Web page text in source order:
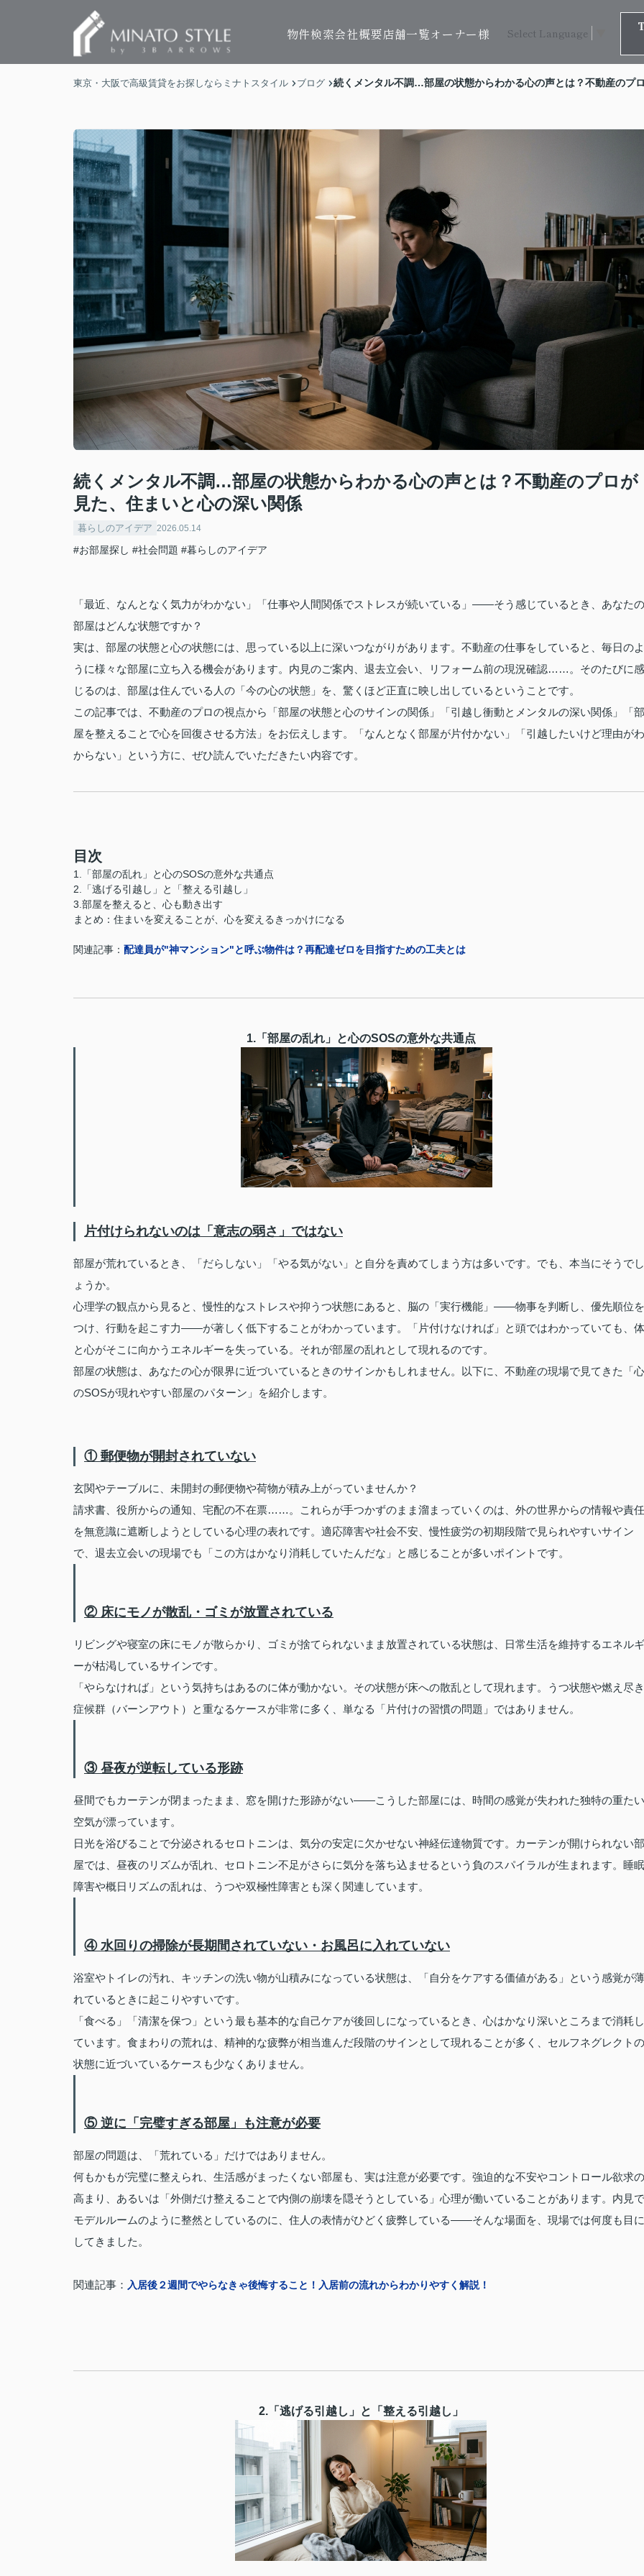
物件検索会社概要店舗一覧オーナー様 Select Language
東京・大阪で高級賃貸をお探しならミナトスタイル ブログ 続くメンタル不調…部屋の状態からわかる心の声とは？不動産のプ
続くメンタル不調…部屋の状態からわかる心の声とは？不動産のプロが
見た、住まいと心の深い関係
暮らしのアイデア 2026.05.14
#お部屋探し #社会問題 #暮らしのアイデア
「最近、なんとなく気力がわかない」「仕事や人間関係でストレスが続いている」——そう感じているとき、あなたの
部屋はどんな状態ですか？
実は、部屋の状態と心の状態には、思っている以上に深いつながりがあります。不動産の仕事をしていると、毎日のよ
うに様々な部屋に立ち入る機会があります。内見のご案内、退去立会い、リフォーム前の現況確認……。そのたびに感
じるのは、部屋は住んでいる人の「今の心の状態」を、驚くほど正直に映し出しているということです。
この記事では、不動産のプロの視点から「部屋の状態と心のサインの関係」「引越し衝動とメンタルの深い関係」「部
屋を整えることで心を回復させる方法」をお伝えします。「なんとなく部屋が片付かない」「引越したいけど理由がわ
からない」という方に、ぜひ読んでいただきたい内容です。
目次
1.「部屋の乱れ」と心のSOSの意外な共通点
2.「逃げる引越し」と「整える引越し」
3.部屋を整えると、心も動き出す
まとめ：住まいを変えることが、心を変えるきっかけになる
関連記事： 配達員が"神マンション"と呼ぶ物件は？再配達ゼロを目指すための工夫とは
1.「部屋の乱れ」と心のSOSの意外な共通点
片付けられないのは「意志の弱さ」ではない
部屋が荒れているとき、「だらしない」「やる気がない」と自分を責めてしまう方は多いです。でも、本当にそうでし
ょうか。
心理学の観点から見ると、慢性的なストレスや抑うつ状態にあると、脳の「実行機能」——物事を判断し、優先順位を
つけ、行動を起こす力——が著しく低下することがわかっています。「片付けなければ」と頭ではわかっていても、体
と心がそこに向かうエネルギーを失っている。それが部屋の乱れとして現れるのです。
部屋の状態は、あなたの心が限界に近づいているときのサインかもしれません。以下に、不動産の現場で見てきた「心
のSOSが現れやすい部屋のパターン」を紹介します。
① 郵便物が開封されていない
玄関やテーブルに、未開封の郵便物や荷物が積み上がっていませんか？
請求書、役所からの通知、宅配の不在票……。これらが手つかずのまま溜まっていくのは、外の世界からの情報や責任
を無意識に遮断しようとしている心理の表れです。適応障害や社会不安、慢性疲労の初期段階で見られやすいサイン
で、退去立会いの現場でも「この方はかなり消耗していたんだな」と感じることが多いポイントです。
② 床にモノが散乱・ゴミが放置されている
リビングや寝室の床にモノが散らかり、ゴミが捨てられないまま放置されている状態は、日常生活を維持するエネルギ
ーが枯渇しているサインです。
「やらなければ」という気持ちはあるのに体が動かない。その状態が床への散乱として現れます。うつ状態や燃え尽き
症候群（バーンアウト）と重なるケースが非常に多く、単なる「片付けの習慣の問題」ではありません。
③ 昼夜が逆転している形跡
昼間でもカーテンが閉まったまま、窓を開けた形跡がない——こうした部屋には、時間の感覚が失われた独特の重たい
空気が漂っています。
日光を浴びることで分泌されるセロトニンは、気分の安定に欠かせない神経伝達物質です。カーテンが開けられない部
屋では、昼夜のリズムが乱れ、セロトニン不足がさらに気分を落ち込ませるという負のスパイラルが生まれます。睡眠
障害や概日リズムの乱れは、うつや双極性障害とも深く関連しています。
④ 水回りの掃除が長期間されていない・お風呂に入れていない
浴室やトイレの汚れ、キッチンの洗い物が山積みになっている状態は、「自分をケアする価値がある」という感覚が薄
れているときに起こりやすいです。
「食べる」「清潔を保つ」という最も基本的な自己ケアが後回しになっているとき、心はかなり深いところまで消耗し
ています。食まわりの荒れは、精神的な疲弊が相当進んだ段階のサインとして現れることが多く、セルフネグレクトの
状態に近づいているケースも少なくありません。
⑤ 逆に「完璧すぎる部屋」も注意が必要
部屋の問題は、「荒れている」だけではありません。
何もかもが完璧に整えられ、生活感がまったくない部屋も、実は注意が必要です。強迫的な不安やコントロール欲求の
高まり、あるいは「外側だけ整えることで内側の崩壊を隠そうとしている」心理が働いていることがあります。内見で
モデルルームのように整然としているのに、住人の表情がひどく疲弊している——そんな場面を、現場では何度も目に
してきました。
関連記事： 入居後２週間でやらなきゃ後悔すること！入居前の流れからわかりやすく解説！
2.「逃げる引越し」と「整える引越し」